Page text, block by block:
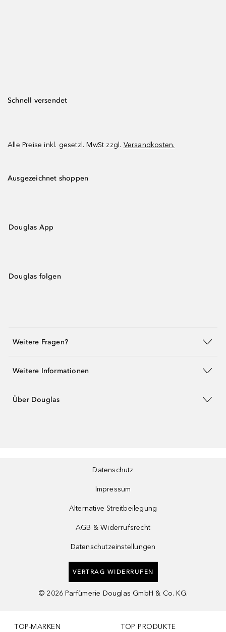
Schnell versendet
Alle Preise inkl. gesetzl. MwSt zzgl. Versandkosten.
Ausgezeichnet shoppen
Douglas App
Douglas folgen
Weitere Fragen?
Weitere Informationen
Über Douglas
Datenschutz
Impressum
Alternative Streitbeilegung
AGB & Widerrufsrecht
Datenschutzeinstellungen
VERTRAG WIDERRUFEN
© 2026 Parfümerie Douglas GmbH & Co. KG.
TOP-MARKEN TOP PRODUKTE